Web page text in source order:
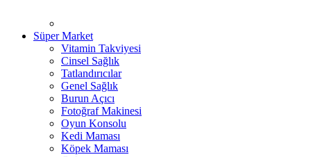
Süper Market
Vitamin Takviyesi
Cinsel Sağlık
Tatlandırıcılar
Genel Sağlık
Burun Açıcı
Fotoğraf Makinesi
Oyun Konsolu
Kedi Maması
Köpek Maması